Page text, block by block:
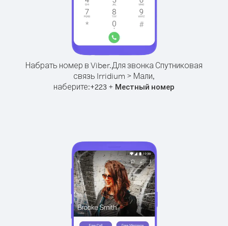
Набрать номер в Viber.Для звонка Спутниковая
связь Irridium > Мали,
наберите:+223 + Местный номер